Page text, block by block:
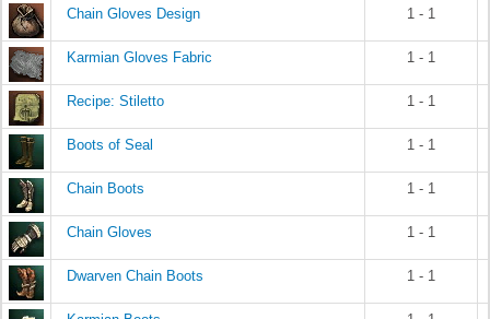
Chain Gloves Design 1 - 1
Karmian Gloves Fabric 1 - 1
Recipe: Stiletto 1 - 1
Boots of Seal 1 - 1
Chain Boots 1 - 1
Chain Gloves 1 - 1
Dwarven Chain Boots 1 - 1